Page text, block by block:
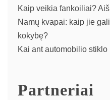
Kaip veikia fankoiliai?
Namų kvapai: kaip jie
kokybę?
Kai ant automobilio
Partneriai